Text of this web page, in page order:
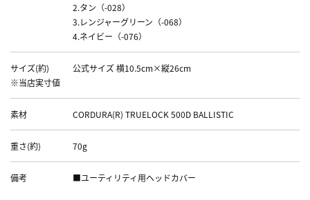
2.タン（-028）
3.レンジャーグリーン（-068）
4.ネイビー（-076）
サイズ(約)
※当店実寸値
公式サイズ 横10.5cm×縦26cm
素材 CORDURA(R) TRUELOCK 500D BALLISTIC
重さ(約) 70g
備考 ■ユーティリティ用ヘッドカバー